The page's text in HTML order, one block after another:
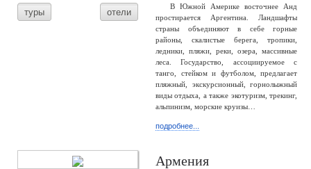
туры отели
В Южной Америке восточнее Анд
простирается Аргентина. Ландшафты
страны объединяют в себе горные
районы, скалистые берега, тропики,
ледники, пляжи, реки, озера, массивные
леса. Государство, ассоциируемое с
танго, стейком и футболом, предлагает
пляжный, экскурсионный, горнолыжный
виды отдыха, а также экотуризм, трекинг,
альпинизм, морские круизы…
подробнее...
Армения